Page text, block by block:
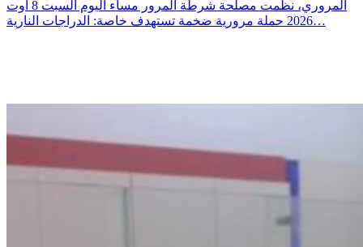
المروري، نظمت مصلحة شرطة المرور مساء اليوم السبت 8 أوت
2026 حملة مرورية ضخمة تستهدف خاصة: الدراجات النارية…